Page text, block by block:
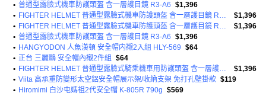
• 普通型露臉式機車防護頭盔 含一層護目鏡 R3-A6 $1,396
•
FIGHTER HELMET 普通型露臉式機車防護頭盔 含一層護目鏡 R3-A6
$1,396
•
FIGHTER HELMET 普通型露臉式機車防護頭盔 含一層護目鏡 R3-A6
$1,396
• 普通型露臉式機車防護頭盔 含一層護目鏡 R3-A6 $1,396
• HANGYODON 人魚漢頓 安全帽内襯2入組 HLY-569 $64
• 正台 三麗鷗 安全帽內襯2件組
$64
•
FIGHTER HELMET 普通型露臉式騎乘機車用防護頭盔 含一層護目鏡 R3A6 1350g
$1,396
• Viita 高承重防變形太空鋁安全帽展示架/收納支架 免打孔壁掛款 $119
• Hiromimi 白沙屯媽祖2代安全帽 K-805R 790g $569